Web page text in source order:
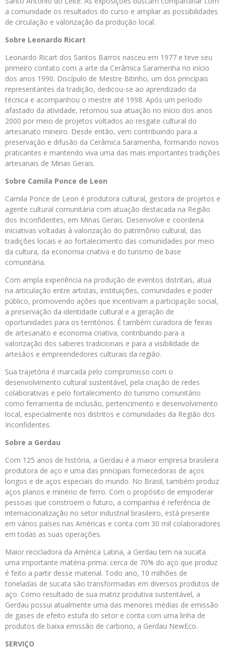
a comunidade os resultados do curso e ampliar as possibilidades
de circulação e valorização da produção local.
Sobre Leonardo Ricart
Leonardo Ricart dos Santos Barros nasceu em 1977 e teve seu
primeiro contato com a arte da Cerâmica Saramenha no início
dos anos 1990. Discípulo de Mestre Bitinho, um dos principais
representantes da tradição, dedicou-se ao aprendizado da
técnica e acompanhou o mestre até 1998. Após um período
afastado da atividade, retomou sua atuação no início dos anos
2000 por meio de projetos voltados ao resgate cultural do
artesanato mineiro. Desde então, vem contribuindo para a
preservação e difusão da Cerâmica Saramenha, formando novos
praticantes e mantendo viva uma das mais importantes tradições
artesanais de Minas Gerais.
Sobre Camila Ponce de Leon
Camila Ponce de Leon é produtora cultural, gestora de projetos e
agente cultural comunitária com atuação destacada na Região
dos Inconfidentes, em Minas Gerais. Desenvolve e coordena
iniciativas voltadas à valorização do patrimônio cultural, das
tradições locais e ao fortalecimento das comunidades por meio
da cultura, da economia criativa e do turismo de base
comunitária.
Com ampla experiência na produção de eventos distritais, atua
na articulação entre artistas, instituições, comunidades e poder
público, promovendo ações que incentivam a participação social,
a preservação da identidade cultural e a geração de
oportunidades para os territórios. É também curadora de feiras
de artesanato e economia criativa, contribuindo para a
valorização dos saberes tradicionais e para a visibilidade de
artesãos e empreendedores culturais da região.
Sua trajetória é marcada pelo compromisso com o
desenvolvimento cultural sustentável, pela criação de redes
colaborativas e pelo fortalecimento do turismo comunitário
como ferramenta de inclusão, pertencimento e desenvolvimento
local, especialmente nos distritos e comunidades da Região dos
Inconfidentes.
Sobre a Gerdau
Com 125 anos de história, a Gerdau é a maior empresa brasileira
produtora de aço e uma das principais fornecedoras de aços
longos e de aços especiais do mundo. No Brasil, também produz
aços planos e minério de ferro. Com o propósito de empoderar
pessoas que constroem o futuro, a companhia é referência de
internacionalização no setor industrial brasileiro, está presente
em vários países nas Américas e conta com 30 mil colaboradores
em todas as suas operações.
Maior recicladora da América Latina, a Gerdau tem na sucata
uma importante matéria-prima: cerca de 70% do aço que produz
é feito a partir desse material. Todo ano, 10 milhões de
toneladas de sucata são transformadas em diversos produtos de
aço. Como resultado de sua matriz produtiva sustentável, a
Gerdau possui atualmente uma das menores médias de emissão
de gases de efeito estufa do setor e conta com uma linha de
produtos de baixa emissão de carbono, a Gerdau NewEco.
SERVIÇO